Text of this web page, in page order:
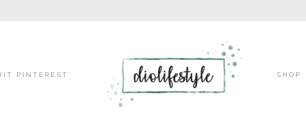
PINTEREST’ SHOP